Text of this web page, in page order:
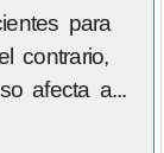
para
contrario,
afecta a...